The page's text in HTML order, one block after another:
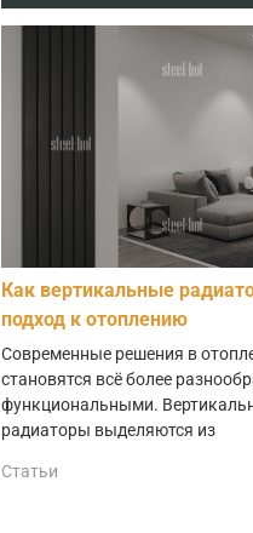
Как вертикальные
подход к отоплению
Современные решения в
становятся всё более
функциональными.
радиаторы выделяются из
Статьи